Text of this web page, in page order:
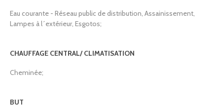
Eau courante - Réseau public de distribution, Assainissement,
Lampes à l´extérieur, Esgotos;
CHAUFFAGE CENTRAL/ CLIMATISATION
Cheminée;
BUT